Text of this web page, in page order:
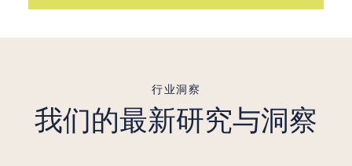
行业洞察
我们的最新研究与洞察